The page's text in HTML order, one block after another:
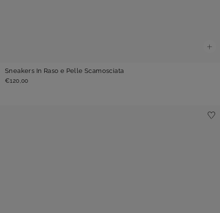
Sneakers In Raso e Pelle Scamosciata
€120,00